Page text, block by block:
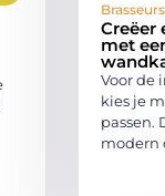
Creëer
met
Voor de
kies je
passen.
modern